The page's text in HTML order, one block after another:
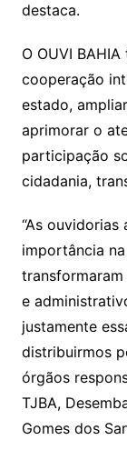
destaca.
O OUVI
cooperação
estado,
aprimorar o
participação
cidadania,
“As ouvidorias
importância
e
justamente
distribuirmos
órgãos
TJBA,
Gomes dos